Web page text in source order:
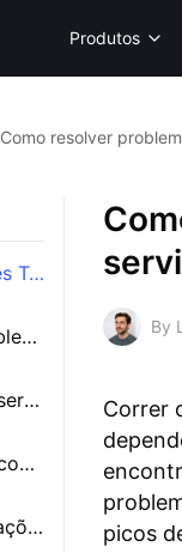
Produtos
Como resolver
Por que Tu Não Consegues Te Conectar aos Servidores de Forza Horizon 6?
Etapas para Resolver Problemas de Conexão no Horizon 6
1. Verifica o status do servidor do Xbox
2. Corrige a Conexão com o Servidor com GearUP/HYPEREV
3. Verifica as configurações do teu firewall
By
Correr
picos